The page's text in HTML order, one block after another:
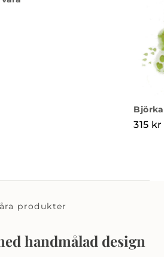
315 kr
produkter
handmålad design